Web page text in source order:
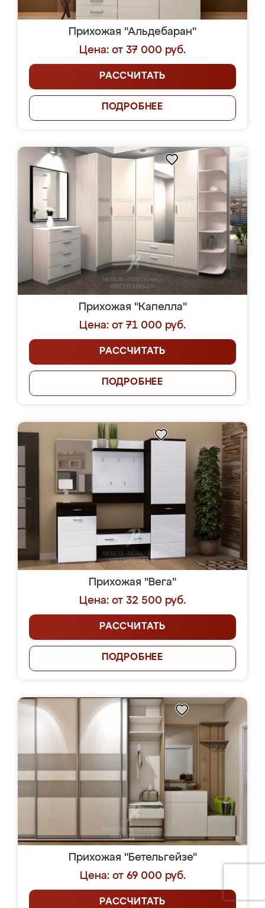
Прихожая "Альдебаран"
Цена: от 37 000 руб.
РАССЧИТАТЬ
ПОДРОБНЕЕ
Прихожая "Капелла"
Цена: от 71 000 руб.
РАССЧИТАТЬ
ПОДРОБНЕЕ
Прихожая "Вега"
Цена: от 32 500 руб.
РАССЧИТАТЬ
ПОДРОБНЕЕ
Прихожая "Бетельгейзе"
Цена: от 69 000 руб.
РАССЧИТАТЬ